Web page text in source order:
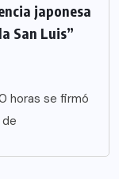
japonesa
San Luis”
horas se firmó